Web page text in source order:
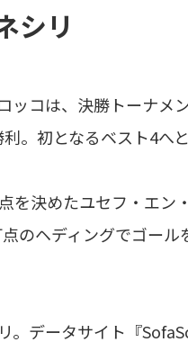
シリ
ッコは、決勝トーナメ
。初となるベスト4へ
決めたユセフ・エン
のヘディングでゴー
データサイト『